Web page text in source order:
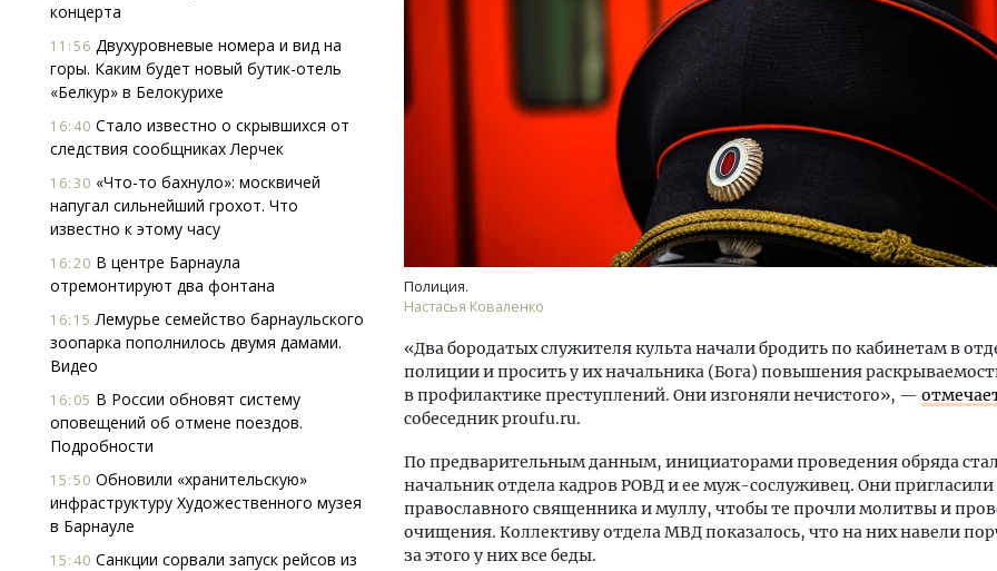
концерта
11:56 Двухуровневые номера и вид на
горы. Каким будет новый бутик-отель
«Белкур» в Белокурихе
16:40 Стало известно о скрывшихся от
следствия сообщниках Лерчек
16:30 «Что-то бахнуло»: москвичей
напугал сильнейший грохот. Что
известно к этому часу
16:20 В центре Барнаула
отремонтируют два фонтана
16:15 Лемурье семейство барнаульского
зоопарка пополнилось двумя дамами.
Видео
16:05 В России обновят систему
оповещений об отмене поездов.
Подробности
15:50 Обновили «хранительскую»
инфраструктуру Художественного музея
в Барнауле
15:40 Санкции сорвали запуск рейсов из
Полиция.
Настасья Коваленко
«Два бородатых служителя культа начали бродить по кабинетам в
полиции и просить у их начальника (Бога) повышения
в профилактике преступлений. Они изгоняли нечистого», —
собеседник proufu.ru.
По предварительным данным, инициаторами проведения обряда
начальник отдела кадров РОВД и ее муж-сослуживец. Они пригласили
православного священника и муллу, чтобы те прочли молитвы и
очищения. Коллективу отдела МВД показалось, что на них навели
за этого у них все беды.
Смелость архитектурных идей.
Генеральный директор компании
ЗИАС — об эстетике городов,
трендах в фасадах и развитии рынка
СТРОИТЕЛЬСТВО
Ищем новые берега. Гендиректор
«Жилищной инициативы» Юрий
оставаться на плаву, когда рынок
СТРОИТЕЛЬСТВО
Архитектурный код
земли. Мощение